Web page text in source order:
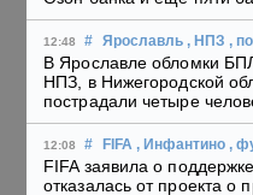
12:48 # Ярославль , НПЗ ,
В Ярославле обломки
НПЗ, в Нижегородской
пострадали четыре
12:08 # FIFA , Инфантино ,
FIFA заявила о
отказалась от проекта о